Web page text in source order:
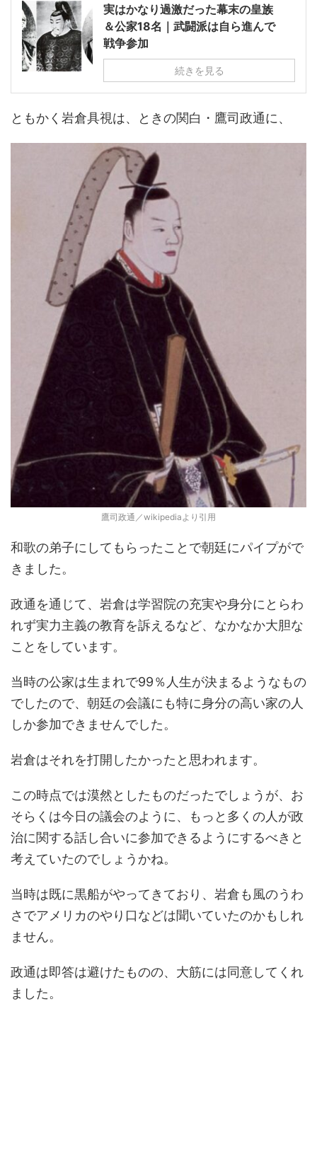
実はかなり過激だった幕末の皇族
＆公家18名｜武闘派は自ら進んで
戦争参加
続きを見る
ともかく岩倉具視は、ときの関白・鷹司政通に、
鷹司政通／wikipediaより引用
和歌の弟子にしてもらったことで朝廷にパイプがで
きました。
政通を通じて、岩倉は学習院の充実や身分にとらわ
れず実力主義の教育を訴えるなど、なかなか大胆な
ことをしています。
当時の公家は生まれで99％人生が決まるようなもの
でしたので、朝廷の会議にも特に身分の高い家の人
しか参加できませんでした。
岩倉はそれを打開したかったと思われます。
この時点では漠然としたものだったでしょうが、お
そらくは今日の議会のように、もっと多くの人が政
治に関する話し合いに参加できるようにするべきと
考えていたのでしょうかね。
当時は既に黒船がやってきており、岩倉も風のうわ
さでアメリカのやり口などは聞いていたのかもしれ
ません。
政通は即答は避けたものの、大筋には同意してくれ
ました。